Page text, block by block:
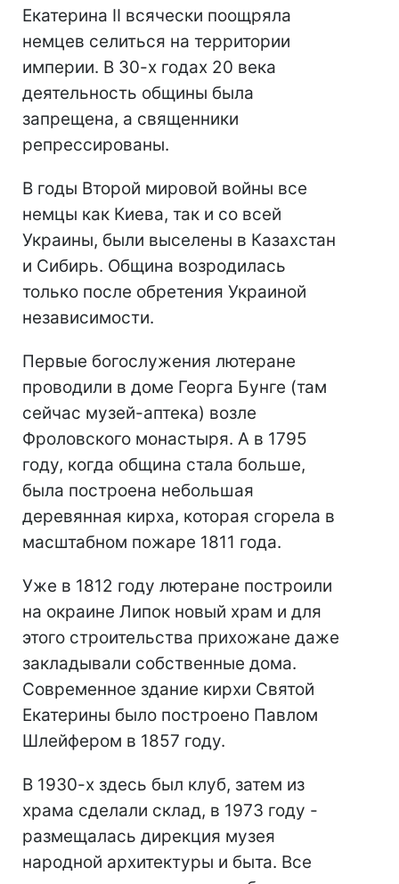
Екатерина II всячески поощряла
немцев селиться на территории
империи. В 30-х годах 20 века
деятельность общины была
запрещена, а священники
репрессированы.
В годы Второй мировой войны все
немцы как Киева, так и со всей
Украины, были выселены в Казахстан
и Сибирь. Община возродилась
только после обретения Украиной
независимости.
Первые богослужения лютеране
проводили в доме Георга Бунге (там
сейчас музей-аптека) возле
Фроловского монастыря. А в 1795
году, когда община стала больше,
была построена небольшая
деревянная кирха, которая сгорела в
масштабном пожаре 1811 года.
Уже в 1812 году лютеране построили
на окраине Липок новый храм и для
этого строительства прихожане даже
закладывали собственные дома.
Современное здание кирхи Святой
Екатерины было построено Павлом
Шлейфером в 1857 году.
В 1930-х здесь был клуб, затем из
храма сделали склад, в 1973 году -
размещалась дирекция музея
народной архитектуры и быта. Все